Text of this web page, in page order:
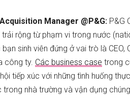
Manager @P&G: P&G
rộng từ phạm vi trong nước
sinh viên đứng ở vai trò là
công ty. Các business case trong
tiếp xúc với những tình huống
trong nhà trường và vận dụng